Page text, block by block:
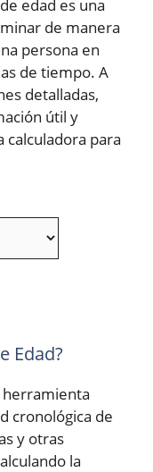
edad es una
de manera
persona en
de tiempo. A
detalladas,
útil y
calculadora para
Edad?
herramienta
cronológica de
y otras
la